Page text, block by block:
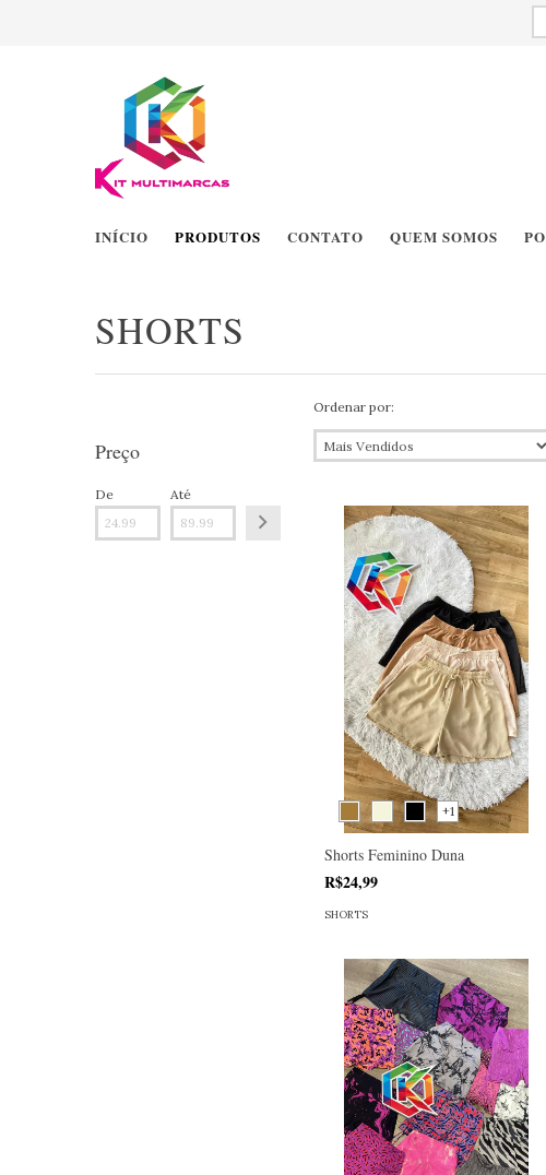
INÍCIO PRODUTOS CONTATO QUEM SOMOS
SHORTS
Preço
De Até
Ordenar por:
+1
Shorts Feminino Duna
R$24,99
SHORTS